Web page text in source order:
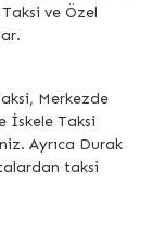
ve Özel
Merkezde
İskele Taksi
Ayrıca Durak
taksi